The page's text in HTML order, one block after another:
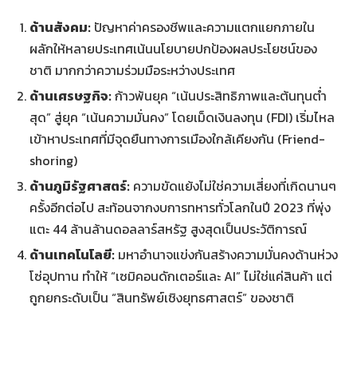
ด้านสังคม: ปัญหาค่าครองชีพและความแตกแยกภายใน
ผลักให้หลายประเทศเน้นนโยบายปกป้องผลประโยชน์ของ
ชาติ มากกว่าความร่วมมือระหว่างประเทศ
ด้านเศรษฐกิจ:ก้าวพ้นยุค “เน้นประสิทธิภาพและต้นทุนต่ำ
สุด” สู่ยุค “เน้นความมั่นคง” โดยเม็ดเงินลงทุน (FDI) เริ่มไหล
เข้าหาประเทศที่มีจุดยืนทางการเมืองใกล้เคียงกัน (Friend-
shoring)
ด้านภูมิรัฐศาสตร์: ความขัดแย้งไม่ใช่ความเสี่ยงที่เกิดนานๆ
ครั้งอีกต่อไป สะท้อนจากงบการทหารทั่วโลกในปี 2023 ที่พุ่ง
แตะ 44 ล้านล้านดอลลาร์สหรัฐ สูงสุดเป็นประวัติการณ์
ด้านเทคโนโลยี: มหาอำนาจแข่งกันสร้างความมั่นคงด้านห่วง
โซ่อุปทาน ทำให้ “เซมิคอนดักเตอร์และ AI” ไม่ใช่แค่สินค้า แต่
ถูกยกระดับเป็น “สินทรัพย์เชิงยุทธศาสตร์” ของชาติ